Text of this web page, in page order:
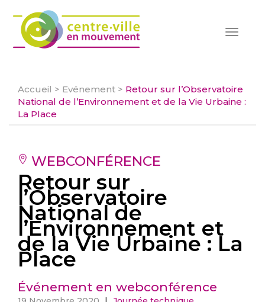
Toggle
Accueil > Evénement > Retour sur l’Observatoire
National de l’Environnement et de la Vie Urbaine :
La Place
WEBCONFÉRENCE
Retour sur
l’Observatoire
National de
l’Environnement et
de la Vie Urbaine : La
Place
Événement en webconférence